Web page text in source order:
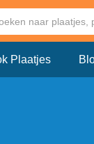
Plaatjes